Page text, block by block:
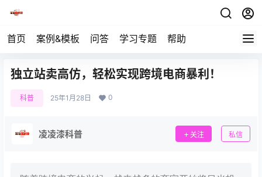
首页 案例&模板 问答 学习专题 帮助
独立站卖高仿，轻松实现跨境电商暴利！
科普 25年1月28日 0
凌凌漆科普 关注 私信